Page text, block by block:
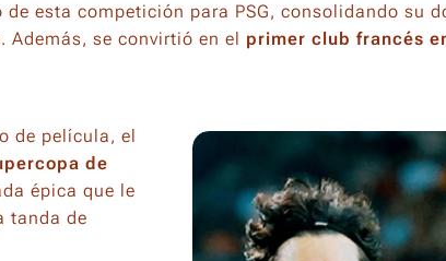
esta competición para PSG, consolidando su
Además, se convirtió en el primer club francés
de película, el
de
épica que le
tanda de